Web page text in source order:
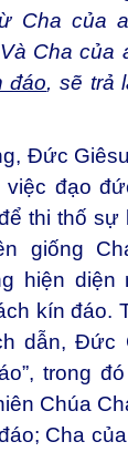
Cha của
Cha của
đáo, sẽ trả
Đức
việc đạo
thi thố sự
giống
hiện diện
kín đáo.
dẫn, Đức
trong
Chúa
Cha